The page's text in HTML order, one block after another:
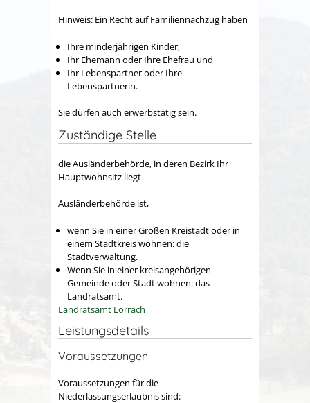
Hinweis: Ein Recht auf Familiennachzug haben
Ihre minderjährigen Kinder,
Ihr Ehemann oder Ihre Ehefrau und
Ihr Lebenspartner oder Ihre
Lebenspartnerin.
Sie dürfen auch erwerbstätig sein.
Zuständige Stelle
die Ausländerbehörde, in deren Bezirk Ihr
Hauptwohnsitz liegt
Ausländerbehörde ist,
wenn Sie in einer Großen Kreistadt oder in
einem Stadtkreis wohnen: die
Stadtverwaltung.
Wenn Sie in einer kreisangehörigen
Gemeinde oder Stadt wohnen: das
Landratsamt.
Landratsamt Lörrach
Leistungsdetails
Voraussetzungen
Voraussetzungen für die
Niederlassungserlaubnis sind: